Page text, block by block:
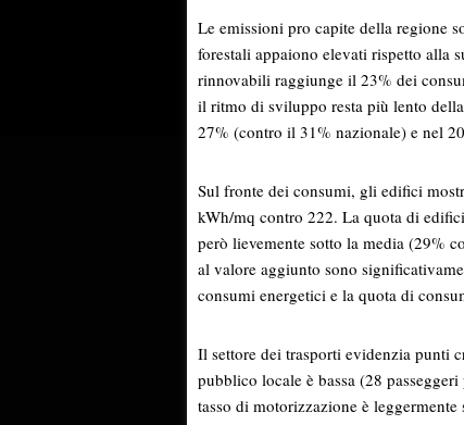
Le emissioni pro capite della regione
forestali appaiono elevati rispetto alla
rinnovabili raggiunge il 23% dei
il ritmo di sviluppo resta più lento
27% (contro il 31% nazionale) e nel
Sul fronte dei consumi, gli edifici
kWh/mq contro 222. La quota di
però lievemente sotto la media (29%
al valore aggiunto sono
consumi energetici e la quota di
Il settore dei trasporti evidenzia punti
pubblico locale è bassa (28
tasso di motorizzazione è